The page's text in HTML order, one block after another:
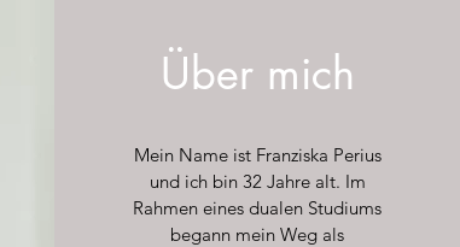
Über mich
Mein Name ist Franziska Perius
und ich bin 32 Jahre alt. Im
Rahmen eines dualen Studiums
begann mein Weg als